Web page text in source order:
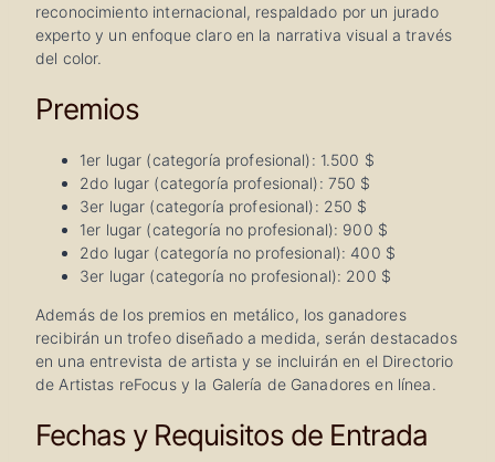
reconocimiento internacional, respaldado por un jurado
experto y un enfoque claro en la narrativa visual a través
del color.
Premios
1er lugar (categoría profesional): 1.500 $
2do lugar (categoría profesional): 750 $
3er lugar (categoría profesional): 250 $
1er lugar (categoría no profesional): 900 $
2do lugar (categoría no profesional): 400 $
3er lugar (categoría no profesional): 200 $
Además de los premios en metálico, los ganadores
recibirán un trofeo diseñado a medida, serán destacados
en una entrevista de artista y se incluirán en el Directorio
de Artistas reFocus y la Galería de Ganadores en línea.
Fechas y Requisitos de Entrada